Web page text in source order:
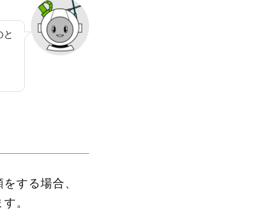
する場合、
。